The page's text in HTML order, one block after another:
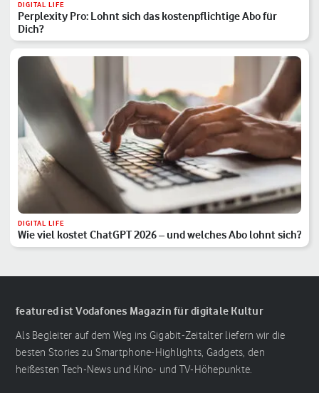
DIGITAL LIFE
Perplexity Pro: Lohnt sich das kostenpflichtige Abo für
Dich?
DIGITAL LIFE
Wie viel kostet ChatGPT 2026 – und welches Abo lohnt sich?
featured ist Vodafones Magazin für digitale Kultur
Als Begleiter auf dem Weg ins Gigabit-Zeitalter liefern wir die
besten Stories zu Smartphone-Highlights, Gadgets, den
heißesten Tech-News und Kino- und TV-Höhepunkte.